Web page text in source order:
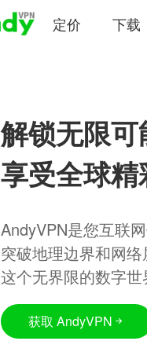
定价 下载
解锁无限可
享受全球精
AndyVPN是您互联
突破地理边界和网
这个无界限的数字世
获取 AndyVPN